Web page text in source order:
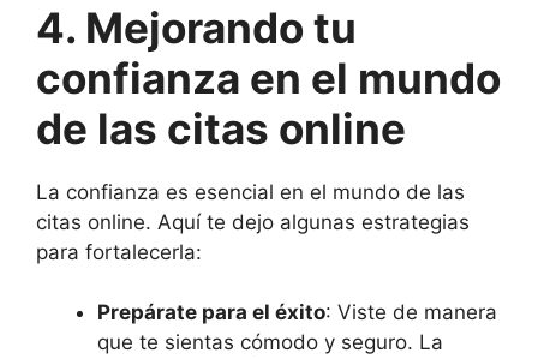
4. Mejorando tu
confianza en el mundo
de las citas online
La confianza es esencial en el mundo de las
citas online. Aquí te dejo algunas estrategias
para fortalecerla:
Prepárate para el éxito: Viste de manera
que te sientas cómodo y seguro. La